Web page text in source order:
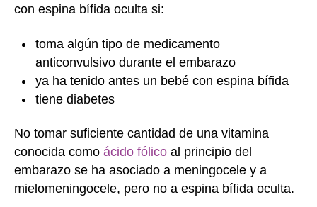
con espina bífida oculta si:
toma algún tipo de medicamento
anticonvulsivo durante el embarazo
ya ha tenido antes un bebé con espina bífida
tiene diabetes
No tomar suficiente cantidad de una vitamina
conocida como ácido fólico al principio del
embarazo se ha asociado a meningocele y a
mielomeningocele, pero no a espina bífida oculta.